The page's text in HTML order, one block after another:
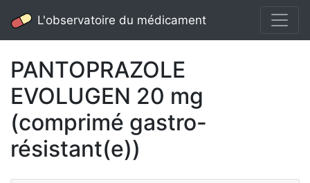
L'observatoire du médicament
PANTOPRAZOLE
EVOLUGEN 20 mg
(comprimé gastro-
résistant(e))